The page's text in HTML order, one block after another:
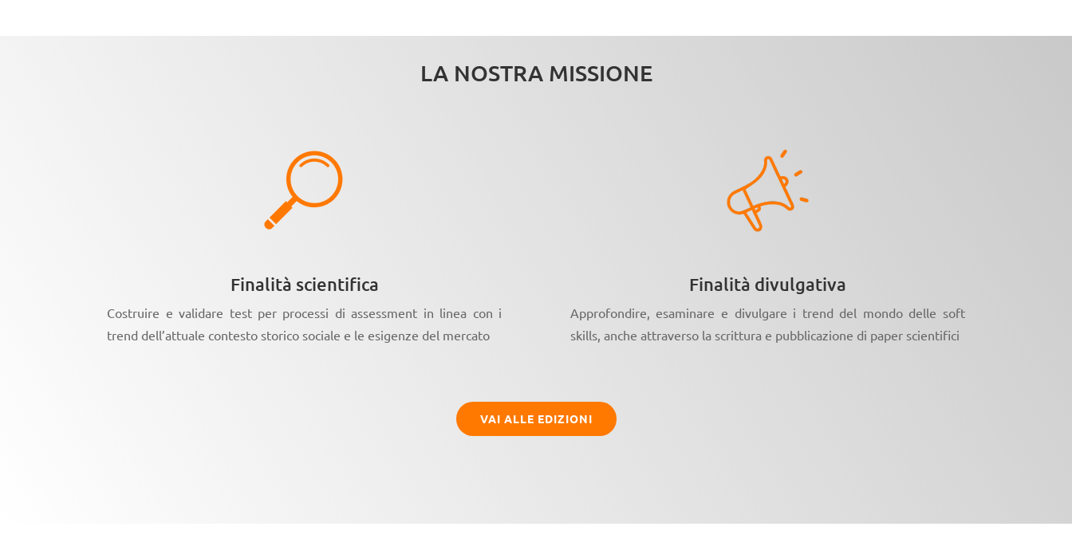
LA NOSTRA MISSIONE
Finalità scientifica
Costruire e validare test per processi di assessment in linea con i
trend dell’attuale contesto storico sociale e le esigenze del mercato
Finalità divulgativa
Approfondire, esaminare e divulgare i trend del mondo delle soft
skills, anche attraverso la scrittura e pubblicazione di paper scientifici
VAI ALLE EDIZIONI